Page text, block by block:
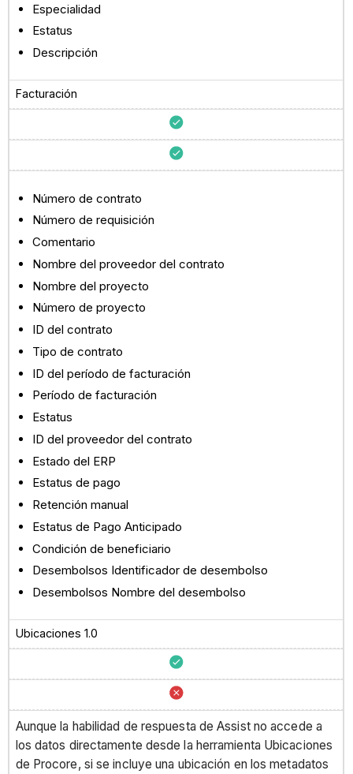
Especialidad
Estatus
Descripción
Facturación
Número de contrato
Número de requisición
Comentario
Nombre del proveedor del contrato
Nombre del proyecto
Número de proyecto
ID del contrato
Tipo de contrato
ID del período de facturación
Período de facturación
Estatus
ID del proveedor del contrato
Estado del ERP
Estatus de pago
Retención manual
Estatus de Pago Anticipado
Condición de beneficiario
Desembolsos Identificador de desembolso
Desembolsos Nombre del desembolso
Ubicaciones 1.0
Aunque la habilidad de respuesta de Assist no accede a
los datos directamente desde la herramienta Ubicaciones
de Procore, si se incluye una ubicación en los metadatos